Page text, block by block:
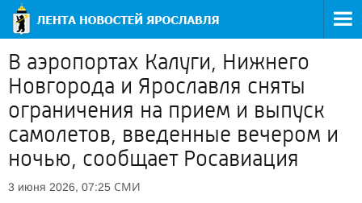
В аэропортах Калуги, Нижнего
Новгорода и Ярославля сняты
ограничения на прием и выпуск
самолетов, введенные вечером и
ночью, сообщает Росавиация
3 июня 2026, 07:25 СМИ